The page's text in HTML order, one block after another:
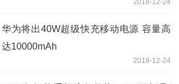
2018-12-24
华为将出40W超级快充移动电源 容量高
达10000mAh
2018-12-24